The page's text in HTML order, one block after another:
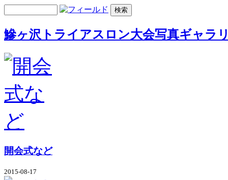
鰺ヶ沢トライアスロン大会写真ギャラ
開会式など
2015-08-17